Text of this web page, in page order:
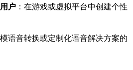
户：在游戏或虚拟平台中创建个性
语音转换或定制化语音解决方案的